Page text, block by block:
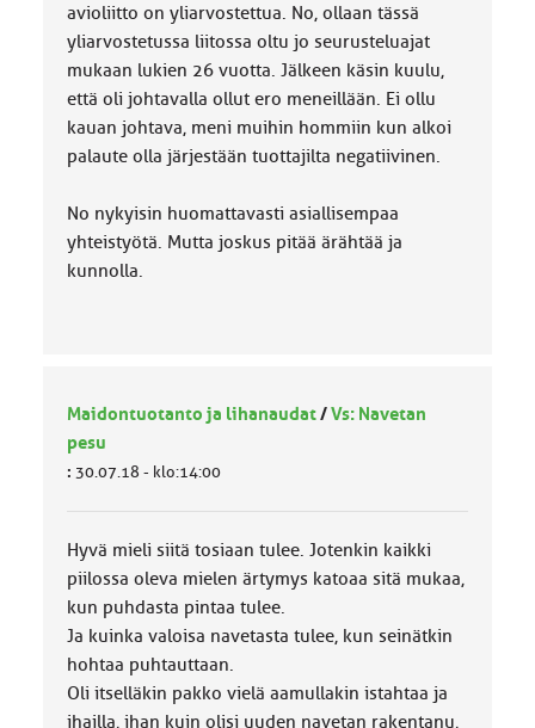
avioliitto on yliarvostettua. No, ollaan tässä
yliarvostetussa liitossa oltu jo seurusteluajat
mukaan lukien 26 vuotta. Jälkeen käsin kuulu,
että oli johtavalla ollut ero meneillään. Ei ollu
kauan johtava, meni muihin hommiin kun alkoi
palaute olla järjestään tuottajilta negatiivinen.
No nykyisin huomattavasti asiallisempaa
yhteistyötä. Mutta joskus pitää ärähtää ja
kunnolla.
Maidontuotanto ja lihanaudat/Vs: Navetan
pesu
: 30.07.18 - klo:14:00
Hyvä mieli siitä tosiaan tulee. Jotenkin kaikki
piilossa oleva mielen ärtymys katoaa sitä mukaa,
kun puhdasta pintaa tulee.
Ja kuinka valoisa navetasta tulee, kun seinätkin
hohtaa puhtauttaan.
Oli itselläkin pakko vielä aamullakin istahtaa ja
ihailla, ihan kuin olisi uuden navetan rakentanu,